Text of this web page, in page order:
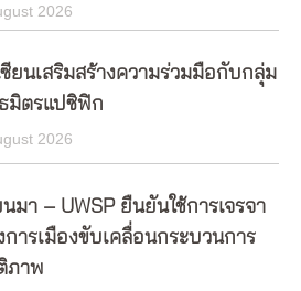
2026
ซียนเสริมสร้างความร่วมมือกับกลุ่ม
มิตรแปซิฟิก
2026
นมา – UWSP ยืนยันใช้การเจรจา
การเมืองขับเคลื่อนกระบวนการ
ภาพ